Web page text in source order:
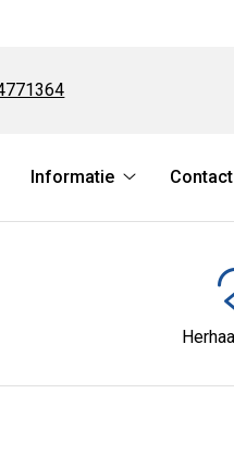
Informatie
submenu
Contact